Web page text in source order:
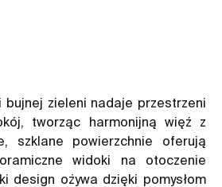
bujnej zieleni nadaje przestrzeni
tworząc harmonijną więź z
szklane powierzchnie oferują
widoki na otoczenie
design ożywa dzięki pomysłom